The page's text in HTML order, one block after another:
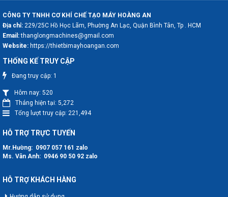
CÔNG TY TNHH CƠ KHÍ CHẾ TẠO MÁY HOÀNG AN
Địa chỉ: 229/25C Hồ Học Lãm, Phường An Lạc, Quận Bình Tân, Tp . HCM
Email: thanglongmachines@gmail.com
Website: https://thietbimayhoangan.com
THỐNG KẾ TRUY CẬP
Đang truy cập: 1
Hôm nay: 520
Tháng hiện tại: 5,272
Tổng lượt truy cập: 221,494
HỖ TRỢ TRỰC TUYẾN
Mr.Hường: 0907 057 161 zalo
Ms. Vân Anh: 0946 90 50 92 zalo
HỖ TRỢ KHÁCH HÀNG